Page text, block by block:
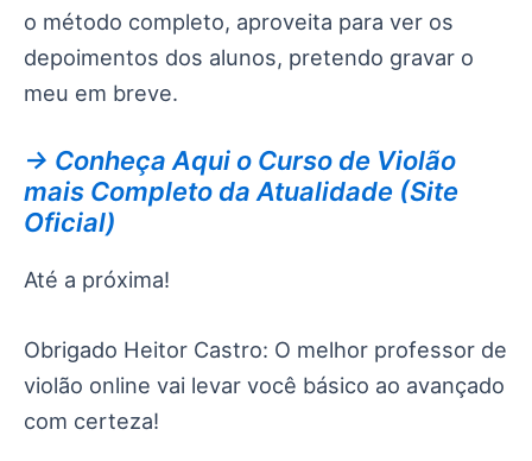
o método completo, aproveita para ver os
depoimentos dos alunos, pretendo gravar o
meu em breve.
→ Conheça Aqui o Curso de Violão
mais Completo da Atualidade (Site
Oficial)
Até a próxima!
Obrigado Heitor Castro: O melhor professor de
violão online vai levar você básico ao avançado
com certeza!